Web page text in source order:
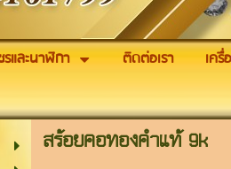
และนาฬิกา ติดต่อเรา เค
สร้อยคอทองคำแท้ 9k